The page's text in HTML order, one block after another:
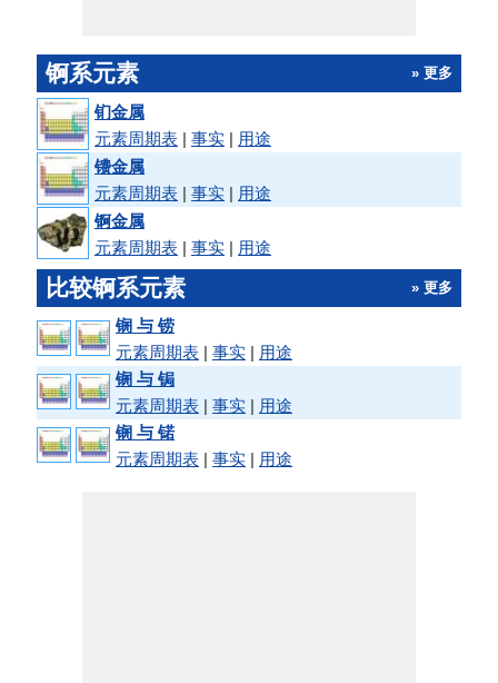
锕系元素 » 更多
钔金属
元素周期表 | 事实 | 用途
镄金属
元素周期表 | 事实 | 用途
锕金属
元素周期表 | 事实 | 用途
比较锕系元素 » 更多
锎 与 铹
元素周期表 | 事实 | 用途
锎 与 锔
元素周期表 | 事实 | 用途
锎 与 锘
元素周期表 | 事实 | 用途